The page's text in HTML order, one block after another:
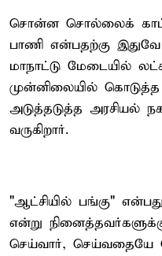
சொன்ன சொல்லைக்
பாணி என்பதற்கு
மாநாட்டு மேடையில்
முன்னிலையில் கொடுத்த
அடுத்தடுத்த அரசியல்
வருகிறார்.
"ஆட்சியில் பங்கு"
என்று
செய்வார், செய்வதையே